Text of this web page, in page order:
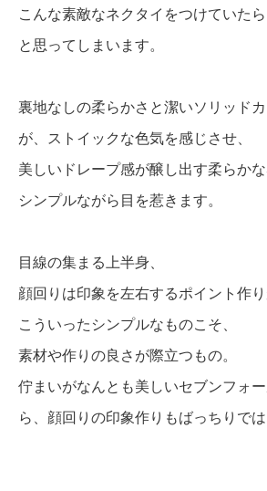
こんな素敵なネクタイをつけていた
と思ってしまいます。
裏地なしの柔らかさと潔いソリッド
が、ストイックな色気を感じさせ、
美しいドレープ感が醸し出す柔らかな
シンプルながら目を惹きます。
目線の集まる上半身、
顔回りは印象を左右するポイント作り
こういったシンプルなものこそ、
素材や作りの良さが際立つもの。
佇まいがなんとも美しいセブンフォ
ら、顔回りの印象作りもばっちりでは